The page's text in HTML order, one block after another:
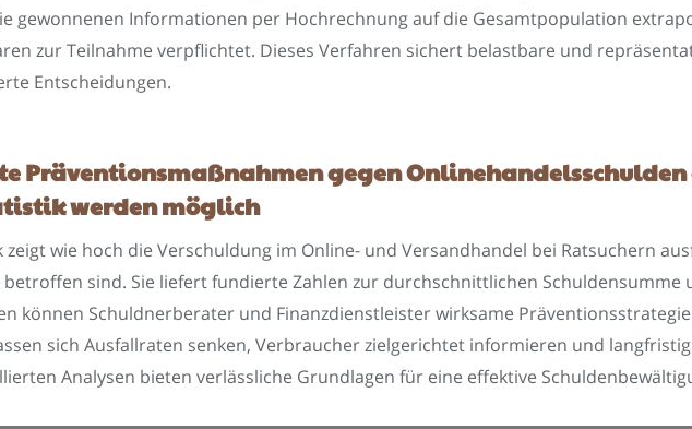
gewonnenen Informationen per Hochrechnung auf die Gesamtpopulation
zur Teilnahme verpflichtet. Dieses Verfahren sichert belastbare und
Entscheidungen.
Präventionsmaßnahmen gegen
werden möglich
zeigt wie hoch die Verschuldung im Online- und Versandhandel bei Ratsuchern
sind. Sie liefert fundierte Zahlen zur durchschnittlichen Schuldensumme
können Schuldnerberater und Finanzdienstleister wirksame
sich Ausfallraten senken, Verbraucher zielgerichtet informieren und
Analysen bieten verlässliche Grundlagen für eine effektive